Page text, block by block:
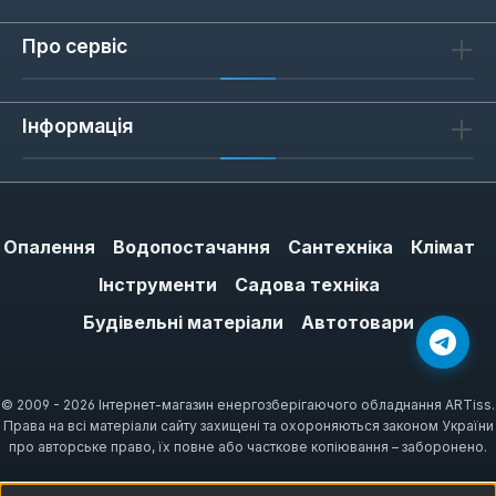
7відгуків
бо свердлити нові отвори не хочеться.
водонагрівачів 3-4 роки, а потім на
смітник. Але вибір невеликий: або 2 мм
сталлю і можливістю лопнути та залити
сусідів — краще вже емаль.
Про сервіс
Інформація
Опалення Водопостачання Сантехніка
Клімат
Інструменти
Садова техніка
Будівельні матеріали
Автотовари
© 2009 - 2026 Інтернет-магазин енергозберігаючого обладнання ARTiss.
Права на всі матеріали сайту захищені та охороняються законом України
про авторське право, їх повне або часткове копіювання – заборонено.